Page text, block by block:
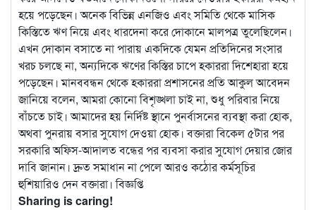
হয়ে পড়েছেন। অনেক বিভিন্ন এনজিও এবং সমিতি থেকে মাসিক
কিস্তিতে ঋণ নিয়ে এবং ধারদেনা করে দোকানে মালপত্র তুলেছিলেন।
এখন দোকান বসাতে না পারায় একদিকে যেমন প্রতিদিনের সংসার
খরচ চলছে না, অন্যদিকে ঋণের কিস্তির চাপে হকাররা দিশেহারা হয়ে
পড়েছেন। মানববন্ধন থেকে হকাররা প্রশাসনের প্রতি আকুল আবেদন
জানিয়ে বলেন, আমরা কোনো বিশৃঙ্খলা চাই না, শুধু পরিবার নিয়ে
বাঁচতে চাই। আমাদের হয় নির্দিষ্ট স্থানে পুনর্বাসনের ব্যবস্থা করা হোক,
অথবা পুনরায় বসার সুযোগ দেওয়া হোক। বক্তারা বিকেল ৫টার পর
সরকারি অফিস-আদালত বন্ধের পর ব্যবসা করার সুযোগ দেয়ার জোর
দাবি জানান। দ্রুত সমাধান না পেলে আরও কঠোর কর্মসূচির
হুশিয়ারিও দেন বক্তারা। বিজ্ঞপ্তি
Sharing is caring!